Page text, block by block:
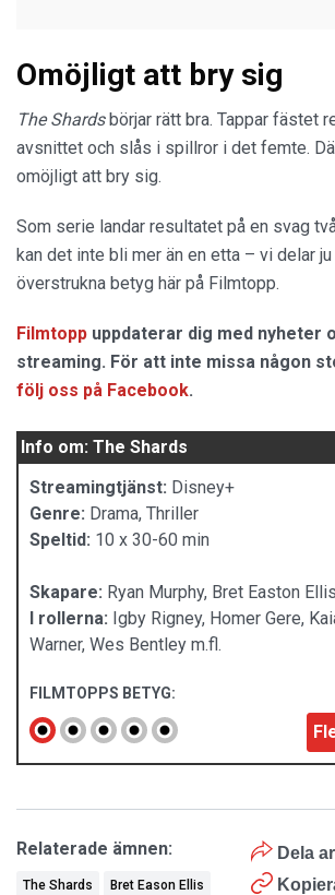
Omöjligt att bry sig
The Shardsbörjar rätt bra. Tappar fästet
avsnittet och slås i spillror i det femte.
omöjligt att bry sig.
Som serie landar resultatet på en svag
kan det inte bli mer än en etta – vi delar
överstrukna betyg här på Filmtopp.
Filmtopp uppdaterar dig med nyheter
streaming. För att inte missa någon
följ oss på Facebook.
Info om: The Shards
Streamingtjänst: Disney+
Genre: Drama, Thriller
Speltid: 10 x 30-60 min
Skapare: Ryan Murphy, Bret Easton Ellis
I rollerna: Igby Rigney, Homer Gere,
Warner, Wes Bentley m.fl.
FILMTOPPS BETYG:
Dela
Relaterade ämnen:
The Shards Bret Eason Ellis